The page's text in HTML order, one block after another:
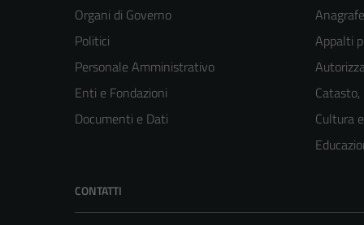
Organi di Governo
Politici
Personale Amministrativo
Enti e Fondazioni
Documenti e Dati
Appalti
Catasto,
Cultura
CONTATTI